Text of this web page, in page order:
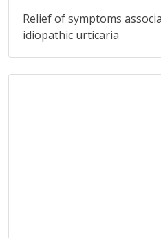
Relief of symptoms
idiopathic urticaria